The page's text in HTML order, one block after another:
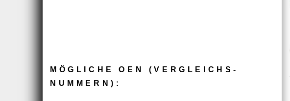
MÖGLICHE OEN (VERGLEICHS­
NUMMERN):